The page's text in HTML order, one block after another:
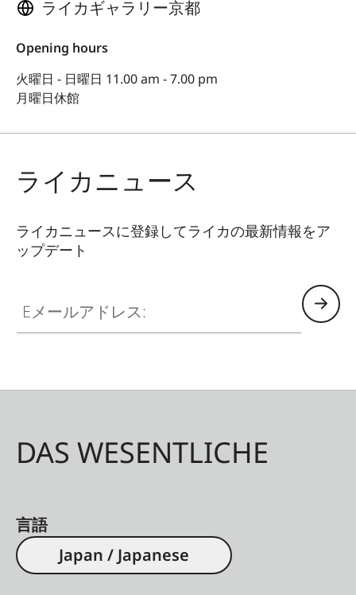
ライカギャラリー京都
Opening hours
火曜日 - 日曜日 11.00 am - 7.00 pm
月曜日休館
ライカニュース
ライカニュースに登録してライカの最新情報をア
ップデート
DAS WESENTLICHE
言語
Japan / Japanese